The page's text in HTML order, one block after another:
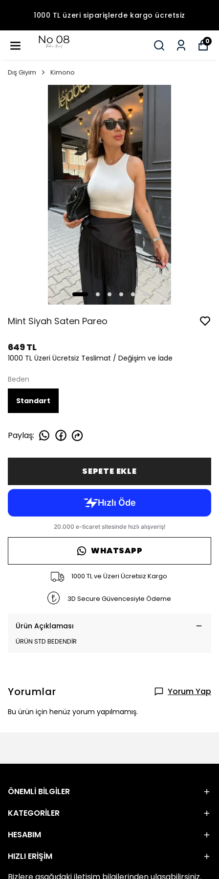
1000 TL üzeri siparişlerde kargo ücretsiz
0
Dış Giyim Kimono
Mint Siyah Saten Pareo
649 TL
1000 TL Üzeri Ücretsiz Teslimat / Değişim ve İade
Beden
Standart
Paylaş:
SEPETE EKLE
WHATSAPP
1000 TL ve Üzeri Ücretsiz Kargo
3D Secure Güvencesiyle Ödeme
Ürün Açıklaması
ÜRÜN STD BEDENDİR
Yorumlar Yorum Yap
Bu ürün için henüz yorum yapılmamış.
ÖNEMLİ BİLGİLER
KATEGORİLER
HESABIM
HIZLI ERİŞİM